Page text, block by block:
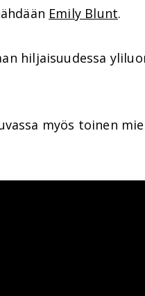
Emily Blunt.
hiljaisuudessa
myös toinen